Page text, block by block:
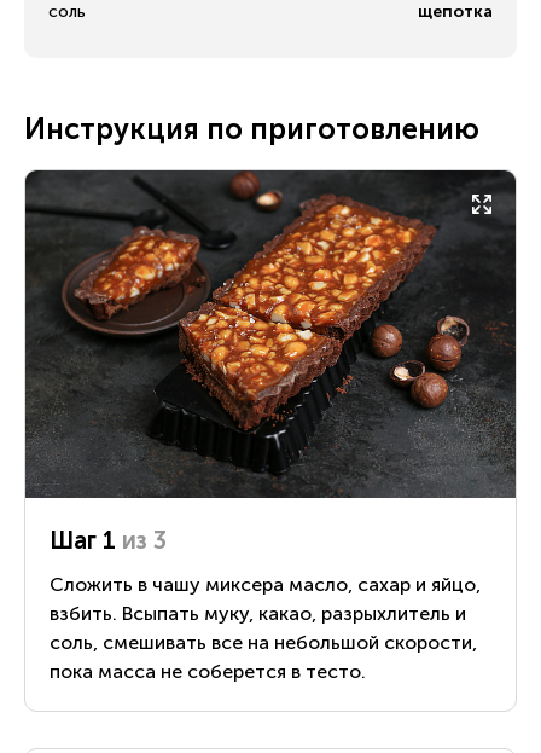
соль
щепотка
Инструкция по приготовлению
Шаг 1 из 3
Сложить в чашу миксера масло, сахар и яйцо,
взбить. Всыпать муку, какао, разрыхлитель и
соль, смешивать все на небольшой скорости,
пока масса не соберется в тесто.